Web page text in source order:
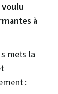
à
mets la
: